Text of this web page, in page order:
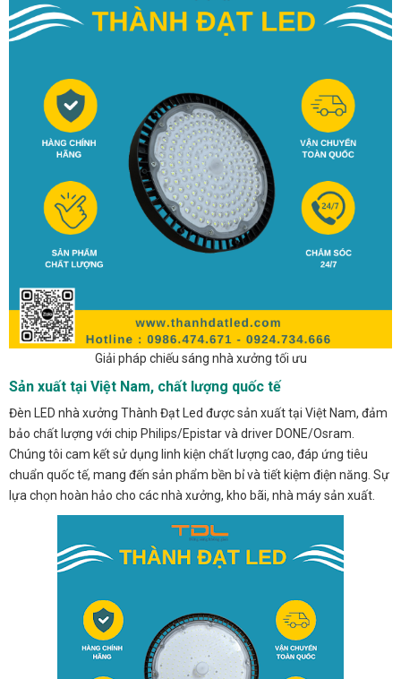
Giải pháp chiếu sáng nhà xưởng tối ưu
Sản xuất tại Việt Nam, chất lượng quốc tế
Đèn LED nhà xưởng Thành Đạt Led được sản xuất tại Việt Nam, đảm
bảo chất lượng với chip Philips/Epistar và driver DONE/Osram.
Chúng tôi cam kết sử dụng linh kiện chất lượng cao, đáp ứng tiêu
chuẩn quốc tế, mang đến sản phẩm bền bỉ và tiết kiệm điện năng. Sự
lựa chọn hoàn hảo cho các nhà xưởng, kho bãi, nhà máy sản xuất.